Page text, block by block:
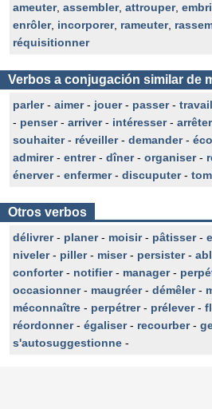
ameuter, assembler, attrouper,
enrôler, incorporer, rameuter,
réquisitionner
Verbos a conjugación similar de
parler- aimer- jouer- passer-
- penser- arriver- intéresser- arrêter
souhaiter- réveiller- demander-
admirer- entrer- dîner- organiser-
énerver- enfermer- discuputer-
Otros verbos
délivrer- planer- moisir- pâtisser-
niveler- piller- miser- persister-
conforter- notifier- manager-
occasionner- maugréer- démêler-
méconnaître - perpétrer- prélever-
réordonner- égaliser- recourber-
s'autosuggestionne -